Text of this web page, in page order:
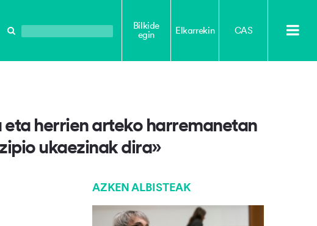
Bilkide
egin
Elkarrekin CAS
herrien arteko harremanetan
ukaezinak dira»
AZKEN ALBISTEAK